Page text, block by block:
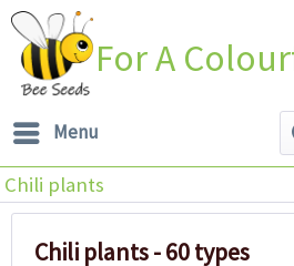
For A
Menu
Chili plants
Chili plants - 60 types